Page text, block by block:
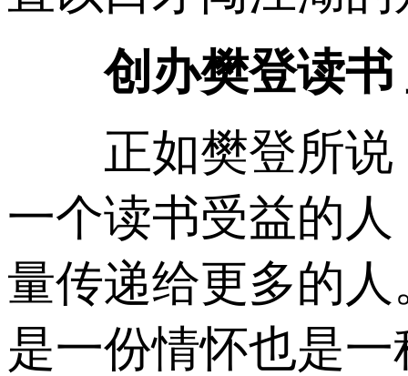
创办樊登读书
正如樊登所说
一个读书受益的
量传递给更多的
是一份情怀也是